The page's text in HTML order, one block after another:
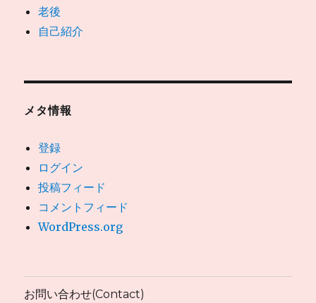
老後
自己紹介
メタ情報
登録
ログイン
投稿フィード
コメントフィード
WordPress.org
お問い合わせ(Contact)